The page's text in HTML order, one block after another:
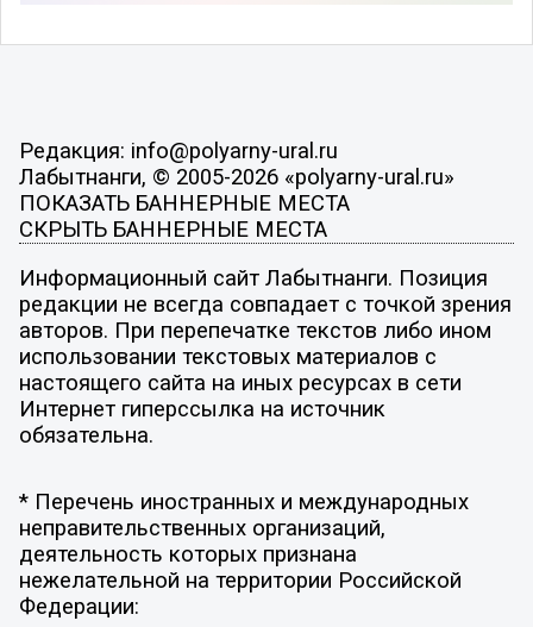
Редакция: info@polyarny-ural.ru
Лабытнанги, © 2005-2026 «polyarny-ural.ru»
ПОКАЗАТЬ БАННЕРНЫЕ МЕСТА
СКРЫТЬ БАННЕРНЫЕ МЕСТА
Информационный сайт Лабытнанги. Позиция
редакции не всегда совпадает с точкой зрения
авторов. При перепечатке текстов либо ином
использовании текстовых материалов с
настоящего сайта на иных ресурсах в сети
Интернет гиперссылка на источник
обязательна.
* Перечень иностранных и международных
неправительственных организаций,
деятельность которых признана
нежелательной на территории Российской
Федерации: